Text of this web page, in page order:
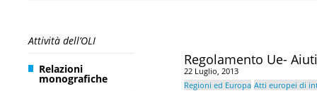
Attività dell’OLI
Relazioni
monografiche
Regolamento Ue-
22 Luglio, 2013
Regioni ed Europa Atti europei di